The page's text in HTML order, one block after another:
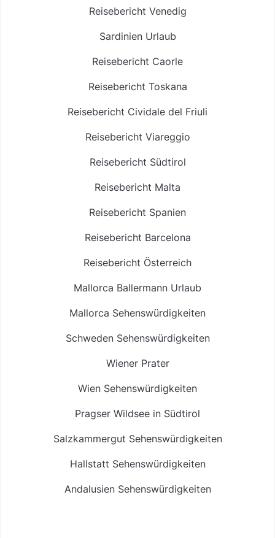
Reisebericht Venedig
Sardinien Urlaub
Reisebericht Caorle
Reisebericht Toskana
Reisebericht Cividale del Friuli
Reisebericht Viareggio
Reisebericht Südtirol
Reisebericht Malta
Reisebericht Spanien
Reisebericht Barcelona
Reisebericht Österreich
Mallorca Ballermann Urlaub
Mallorca Sehenswürdigkeiten
Schweden Sehenswürdigkeiten
Wiener Prater
Wien Sehenswürdigkeiten
Pragser Wildsee in Südtirol
Salzkammergut Sehenswürdigkeiten
Hallstatt Sehenswürdigkeiten
Andalusien Sehenswürdigkeiten